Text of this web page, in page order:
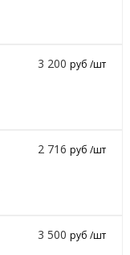
3 200руб /шт
2 716руб /шт
3 500руб /шт